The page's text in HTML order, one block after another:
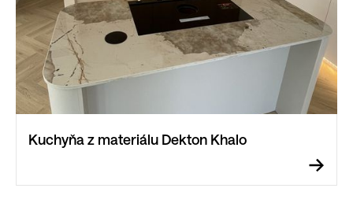
Kuchyňa z materiálu Dekton Khalo